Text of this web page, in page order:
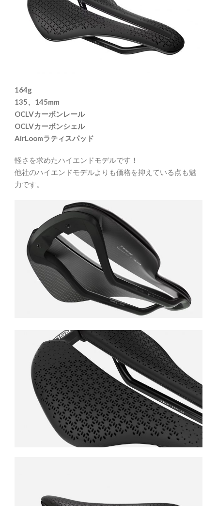
164g
135、145mm
OCLVカーボンレール
OCLVカーボンシェル
AirLoomラティスパッド
軽さを求めたハイエンドモデルです！
他社のハイエンドモデルよりも価格を抑えている点も魅
力です。